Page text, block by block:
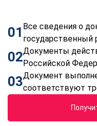
01 Все сведения о
02Документы
Российской
03Документ
соответствуют